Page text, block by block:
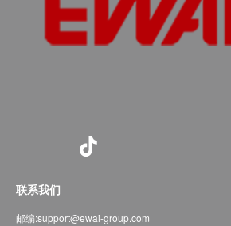
联系我们
邮编:support@ewai-group.com